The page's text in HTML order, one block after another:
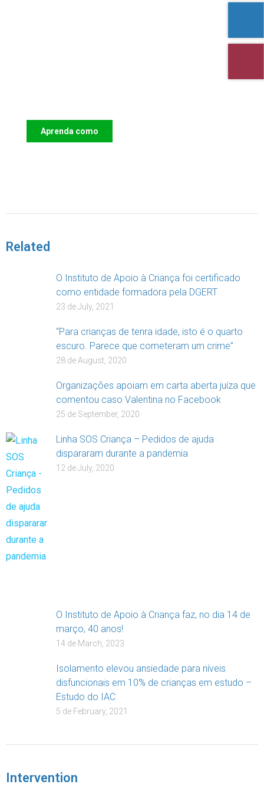
Aprenda como
Related
O Instituto de Apoio à Criança foi certificado
como entidade formadora pela DGERT
23 de July, 2021
“Para crianças de tenra idade, isto é o quarto
escuro. Parece que cometeram um crime”
28 de August, 2020
Organizações apoiam em carta aberta juíza que
comentou caso Valentina no Facebook
25 de September, 2020
Linha SOS Criança – Pedidos de ajuda
dispararam durante a pandemia
12 de July, 2020
O Instituto de Apoio à Criança faz, no dia 14 de
março, 40 anos!
14 de March, 2023
Isolamento elevou ansiedade para níveis
disfuncionais em 10% de crianças em estudo –
Estudo do IAC
5 de February, 2021
Intervention